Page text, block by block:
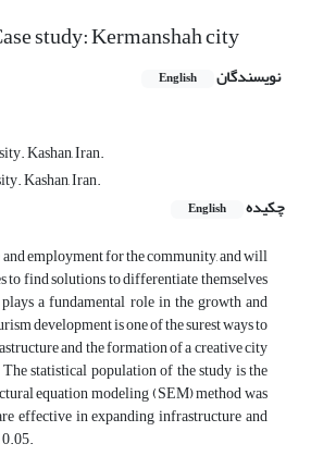
study: Kermanshah city
نویسندگان English
Kashan, Iran.
Kashan, Iran.
چکیده
English
employment for the community, and will
to find solutions to differentiate themselves
a fundamental role in the growth and
development is one of the surest ways to
and the formation of a creative city
statistical population of the study is the
equation modeling (SEM) method was
effective in expanding infrastructure and